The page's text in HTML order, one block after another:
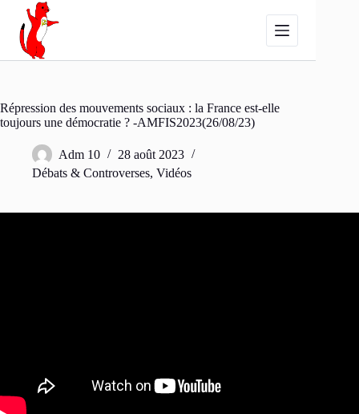
Passer
contenu
Répression des mouvements sociaux : la France est-elle
toujours une démocratie ? -AMFIS2023(26/08/23)
Adm 10
28 août 2023
Débats & Controverses, Vidéos